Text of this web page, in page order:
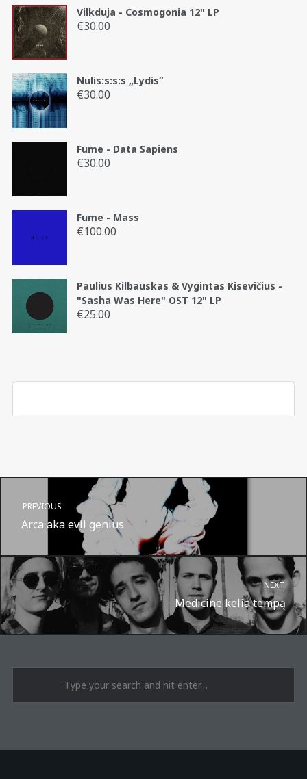
Vilkduja - Cosmogonia 12" LP
€30.00
Nulis:s:s:s „Lydis“
€30.00
Fume - Data Sapiens
€30.00
Fume - Mass
€100.00
Paulius Kilbauskas & Vygintas Kisevičius -
"Sasha Was Here" OST 12" LP
€25.00
A post shared by Suru.lt - music multiactivity (@surufortherecord)
PREVIOUS
Arca aka evil genius
NEXT
Medicine kelia tempą